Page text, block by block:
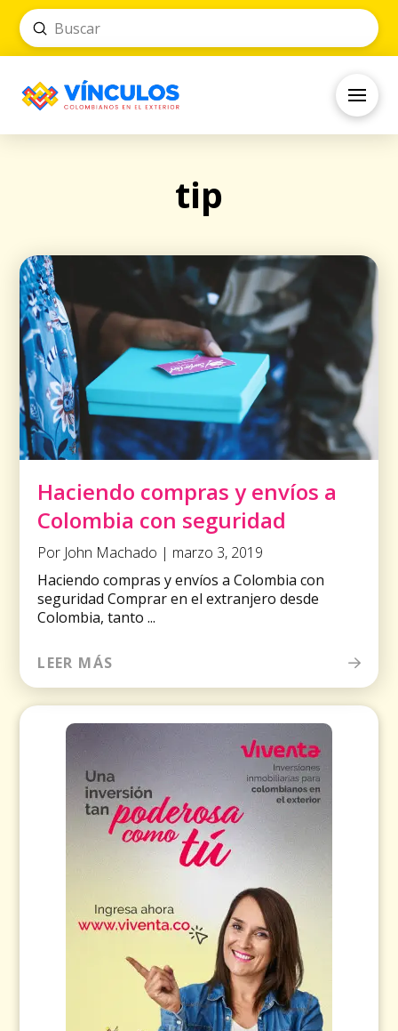
Search
Submit
tip
Haciendo compras y envíos a
Colombia con seguridad
Por John Machado | marzo 3, 2019
Haciendo compras y envíos a Colombia con
seguridad Comprar en el extranjero desde
Colombia, tanto ...
LEER MÁS